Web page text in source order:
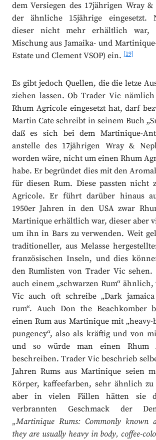
dem Versiegen des 17jährigen Wray
der ähnliche 15jährige eingesetzt.
dieser nicht mehr erhältlich war,
Mischung aus Jamaika- und
Estate und Clement VSOP) ein.[19]
Es gibt jedoch Quellen, die die letze
ziehen lassen. Ob Trader Vic
Rhum Agricole eingesetzt hat, darf
Martin Cate schreibt in seinem Buch
daß es sich bei dem Martinique-
anstelle des 17jährigen Wray &
worden wäre, nicht um einen Rhum
habe. Er begründet dies mit den
für diesen Rum. Diese passten nicht
Agricole. Er führt darüber hinaus
1950er Jahren in den USA zwar
Martinique erhältlich war, dieser aber
um ihn in Bars zu verwenden. Weit
traditioneller, aus Melasse
französischen Inseln, und dies
den Rumlisten von Trader Vic sehen.
auch einem „schwarzen Rum“
Vic auch oft schreibe „Dark
rum“. Auch Don the Beachkomber
einen Rum aus Martinique mit
pungency“, also als kräftig und von
und so würde man einen Rhum
beschreiben. Trader Vic beschrieb
Jahren Rums aus Martinique seien
Körper, kaffeefarben, sehr ähnlich zu
aber in vielen Fällen hätten sie
verbrannten Geschmack der
„Martinique Rums: Commonly known
they are usually heavy in body, coffee-